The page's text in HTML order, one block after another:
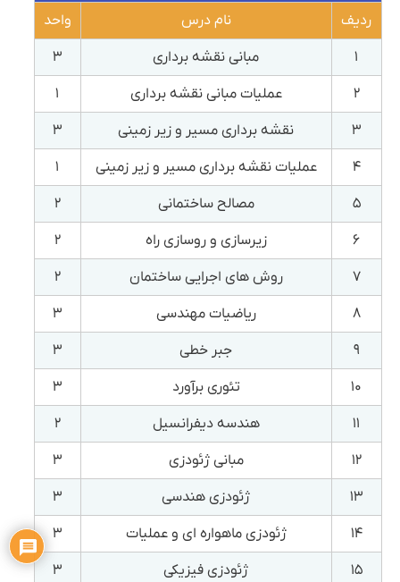
ردیف نام درس واحد
۱ مبانی نقشه برداری ۳
۲ عملیات مبانی نقشه برداری ۱
۳ نقشه برداری مسیر و زیر زمینی ۳
۴ عملیات نقشه برداری مسیر و زیر زمینی ۱
۵ مصالح ساختمانی ۲
۶ زیرسازی و روسازی راه ۲
۷ روش های اجرایی ساختمان ۲
۸ ریاضیات مهندسی ۳
۹ جبر خطی ۳
۱۰ تئوری برآورد ۳
۱۱ هندسه دیفرانسیل ۲
۱۲ مبانی ژئودزی ۳
۱۳ ژئودزی هندسی ۳
۱۴ ژئودزی ماهواره ای و عملیات ۳
۱۵ ژئودزی فیزیکی ۳